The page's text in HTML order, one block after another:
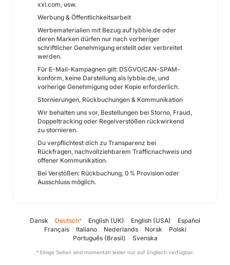
xxl.com, usw.
Werbung & Öffentlichkeitsarbeit
Werbematerialien mit Bezug auf lybbie.de oder
deren Marken dürfen nur nach vorheriger
schriftlicher Genehmigung erstellt oder verbreitet
werden.
Für E-Mail-Kampagnen gilt: DSGVO/CAN-SPAM-
konform, keine Darstellung als lybbie.de, und
vorherige Genehmigung oder Kopie erforderlich.
Stornierungen, Rückbuchungen & Kommunikation
Wir behalten uns vor, Bestellungen bei Storno, Fraud,
Doppeltracking oder Regelverstößen rückwirkend
zu stornieren.
Du verpflichtest dich zu Transparenz bei
Rückfragen, nachvollziehbarem Trafficnachweis und
offener Kommunikation.
Bei Verstößen: Rückbuchung, 0 % Provision oder
Ausschluss möglich.
Dansk Deutsch* English (UK) English (USA)
Español
Français
Italiano Nederlands Norsk
Polski
Português (Brasil)
Svenska
* Einige Seiten sind momentan leider nur auf Englisch verfügbar.